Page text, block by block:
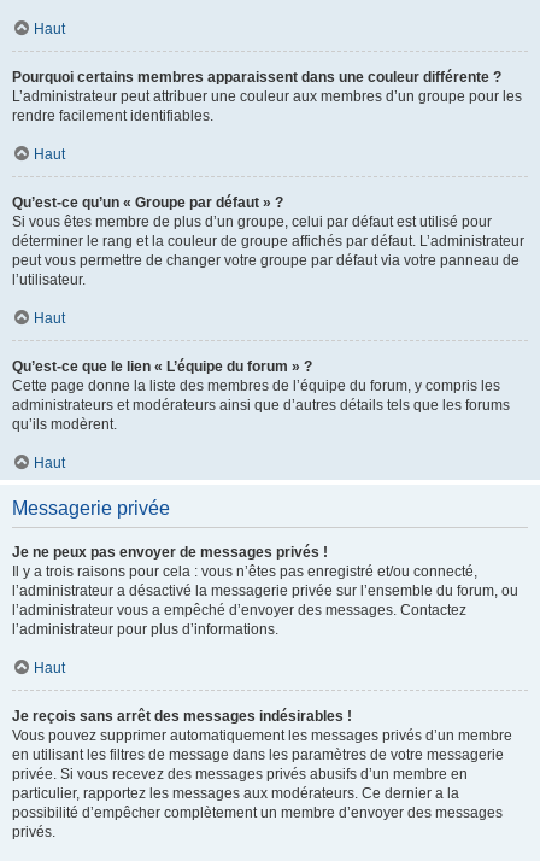
Haut
Pourquoi certains membres apparaissent dans une couleur différente ?
L’administrateur peut attribuer une couleur aux membres d’un groupe pour les
rendre facilement identifiables.
Haut
Qu’est-ce qu’un « Groupe par défaut » ?
Si vous êtes membre de plus d’un groupe, celui par défaut est utilisé pour
déterminer le rang et la couleur de groupe affichés par défaut. L’administrateur
peut vous permettre de changer votre groupe par défaut via votre panneau de
l’utilisateur.
Haut
Qu’est-ce que le lien « L’équipe du forum » ?
Cette page donne la liste des membres de l’équipe du forum, y compris les
administrateurs et modérateurs ainsi que d’autres détails tels que les forums
qu’ils modèrent.
Haut
Messagerie privée
Je ne peux pas envoyer de messages privés !
Il y a trois raisons pour cela : vous n’êtes pas enregistré et/ou connecté,
l’administrateur a désactivé la messagerie privée sur l’ensemble du forum, ou
l’administrateur vous a empêché d’envoyer des messages. Contactez
l’administrateur pour plus d’informations.
Haut
Je reçois sans arrêt des messages indésirables !
Vous pouvez supprimer automatiquement les messages privés d’un membre
en utilisant les filtres de message dans les paramètres de votre messagerie
privée. Si vous recevez des messages privés abusifs d’un membre en
particulier, rapportez les messages aux modérateurs. Ce dernier a la
possibilité d’empêcher complètement un membre d’envoyer des messages
privés.